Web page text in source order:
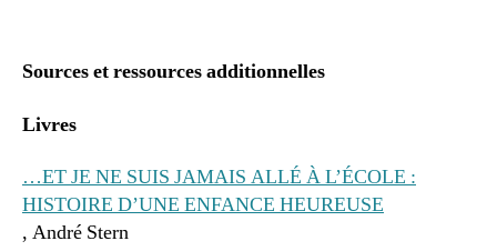
Sources et ressources additionnelles
Livres
…ET JE NE SUIS JAMAIS ALLÉ À L’ÉCOLE :
HISTOIRE D’UNE ENFANCE HEUREUSE
, André Stern